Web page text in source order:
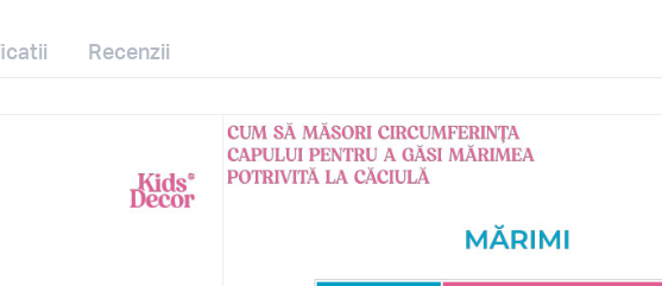
Recenzii